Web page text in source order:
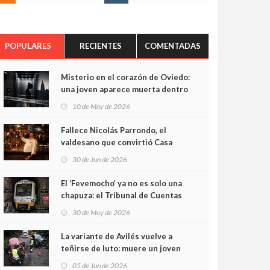
POPULARES RECIENTES COMENTADAS
Misterio en el corazón de Oviedo:
una joven aparece muerta dentro
cámaras captan sus últimos
minutos
10 de May de 2026
Fallece Nicolás Parrondo, el
valdesano que convirtió Casa
30 de Jun de 2026
El ‘Fevemocho’ ya no es solo una
chapuza: el Tribunal de Cuentas
sobrecoste de los trenes que no
cabían por los túneles
30 de May de 2026
La variante de Avilés vuelve a
teñirse de luto: muere un joven
05 de Jun de 2026